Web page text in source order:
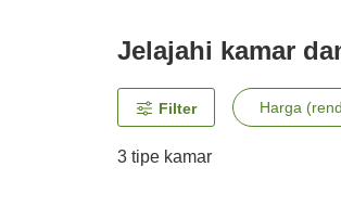
Jelajahi kamar
Filter Harga
3 tipe kamar